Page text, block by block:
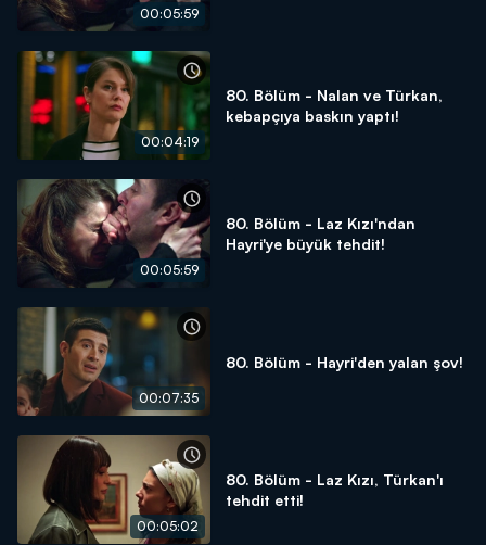
00:05:59
00:04:19
80. Bölüm - Nalan ve Türkan,
kebapçıya baskın yaptı!
00:05:59
80. Bölüm - Laz Kızı'ndan
Hayri'ye büyük tehdit!
00:07:35
80. Bölüm - Hayri'den yalan şov!
00:05:02
80. Bölüm - Laz Kızı, Türkan'ı
tehdit etti!